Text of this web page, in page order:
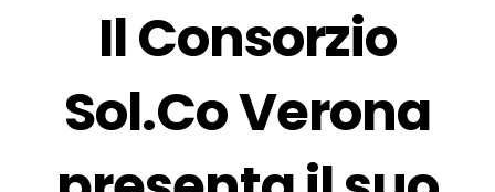
Il Consorzio
Sol.Co Verona